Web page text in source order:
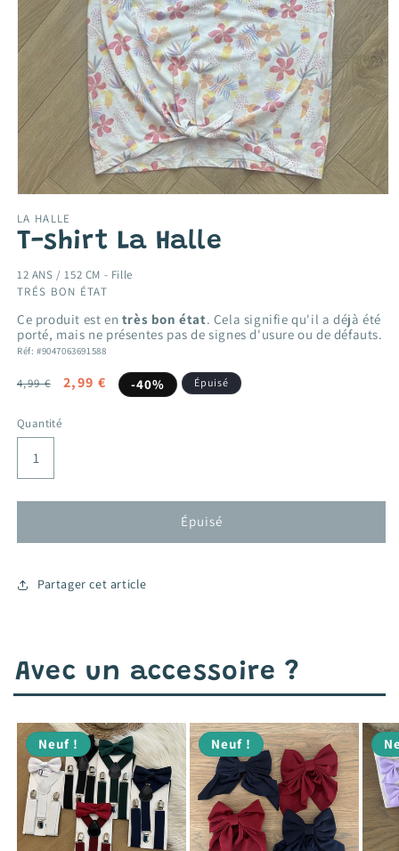
le
média
dans
fenêtre
modale
LA HALLE
T-shirt La Halle
12 ANS / 152 CM - Fille
TRÉS BON ÉTAT
Ce produit est en très bon état. Cela signifie qu'il a déjà été
porté, mais ne présentes pas de signes d'usure ou de défauts.
Réf: #9047063691588
Prix
4,99 €
Prix
2,99 € -40% Épuisé
Quantité
Épuisé
Partager cet article
Avec un accessoire ?
Neuf ! Neuf !